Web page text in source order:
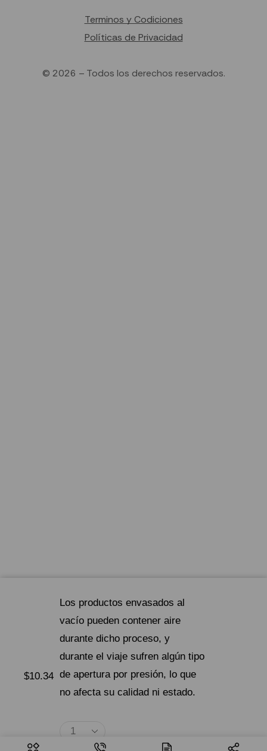
$10.34
Los productos envasados ​​al
vacío pueden contener aire
durante dicho proceso, y
durante el viaje sufren algún tipo
de apertura por presión, lo que
no afecta su calidad ni estado.
Terminos y Codiciones
Políticas de Privacidad
© 2026 – Todos los derechos reservados.